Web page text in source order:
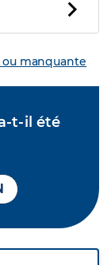
manquante
t-il été